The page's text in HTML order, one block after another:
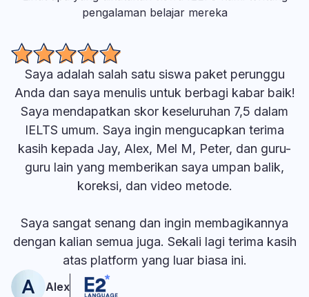
pengalaman belajar mereka
Saya adalah salah satu siswa paket perunggu
Anda dan saya menulis untuk berbagi kabar baik!
Saya mendapatkan skor keseluruhan 7,5 dalam
IELTS umum. Saya ingin mengucapkan terima
kasih kepada Jay, Alex, Mel M, Peter, dan guru-
guru lain yang memberikan saya umpan balik,
koreksi, dan video metode.
Saya sangat senang dan ingin membagikannya
dengan kalian semua juga. Sekali lagi terima kasih
atas platform yang luar biasa ini.
Alex